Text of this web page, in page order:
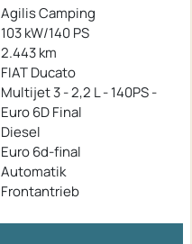
Agilis Camping
103 kW/140 PS
2.443 km
FIAT Ducato
Multijet 3 - 2,2 L - 140PS -
Euro 6D Final
Diesel
Euro 6d-final
Automatik
Frontantrieb